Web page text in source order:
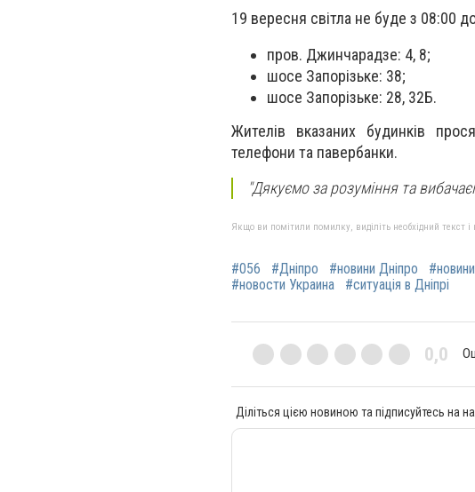
19 вересня світла не буде з 08:00
пров. Джинчарадзе: 4, 8;
шосе Запорізьке: 38;
шосе Запорізьке: 28, 32Б.
Жителів вказаних будинків
телефони та павербанки.
"Дякуємо за розуміння та
Якщо ви помітили помилку, виділіть необхідний текст
#056 #Дніпро #новини Дніпро
#новости Украина
#ситуація в Дніпрі
0,0
Діліться цією новиною та підписуйтесь на